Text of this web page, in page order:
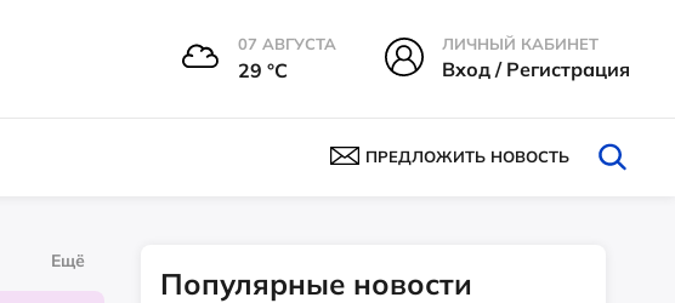
07 АВГУСТА
29 °С
ЛИЧНЫЙ КАБИНЕТ
Вход / Регистрация
ПРЕДЛОЖИТЬ НОВОСТЬ
Ещё
Популярные новости